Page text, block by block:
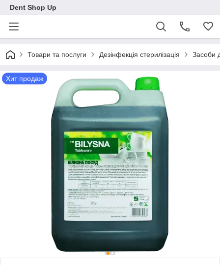
Dent Shop Up
Товари та послуги Дезінфекція стерилізація Засоби
Хит продаж